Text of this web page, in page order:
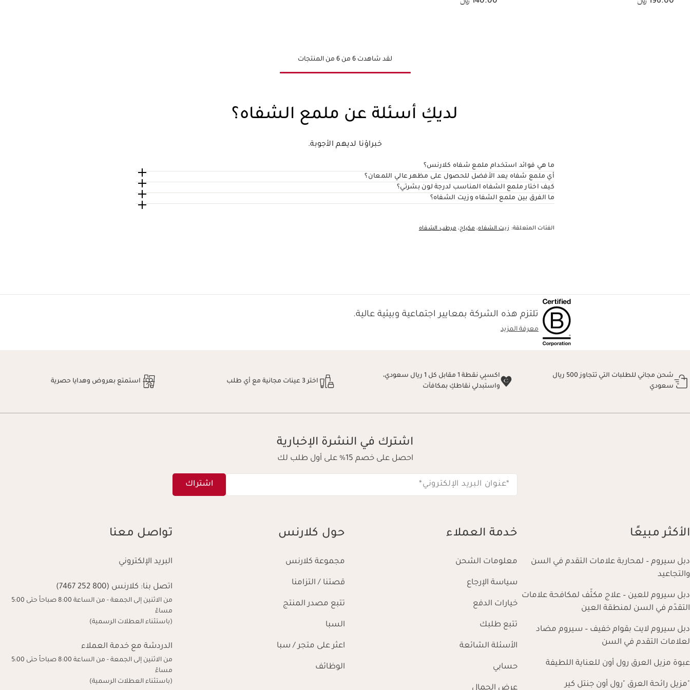
لقد شاهدت 6 من 6 من المنتجات
لديكِ أسئلة عن ملمع الشفاه؟
خبراؤنا لديهم الأجوبة.
ما هي فوائد استخدام ملمع شفاه كلارنس؟
أي ملمع شفاه يعد الأفضل للحصول على مظهر عالي اللمعان؟
كيف اختار ملمع الشفاه المناسب لدرجة لون بشرتي؟
ما الفرق بين ملمع الشفاه وزيت الشفاه؟
الفئات المتعلقة: زيت الشفاه، مكياج، مرطب الشفاه
تلتزم هذه الشركة بمعايير اجتماعية وبيئية عالية.
معرفة المزيد
شحن مجاني للطلبات التي تتجاوز 500 ريال
سعودي
اكسبِي نقطة 1 مقابل كل 1 ريال سعودي،
واستبدلي نقاطكِ بمكافآت
اختر 3 عينات مجانية مع أي طلب استمتع بعروض وهدايا حصرية
اشترك في النشرة الإخبارية
احصل على خصم 15% على أول طلب لك
*عنوان البريد الإلكتروني* اشتراك
الأكثر مبيعًا
دبل سيروم – لمحاربة علامات التقدم في السن
والتجاعيد
دبل سيروم للعين – علاج مكثّف لمكافحة علامات
التقدّم في السن لمنطقة العين
دبل سيروم لايت بقوام خفيف – سيروم مضاد
لعلامات التقدم في السن
عبوة مزيل العرق رول أون للعناية اللطيفة
"مزيل رائحة العرق "رول أون جنتل كير
خدمة العملاء
معلومات الشحن
سياسة الإرجاع
خيارات الدفع
تتبع طلبك
الأسئلة الشائعة
حسابي
عرض الجمال
حول كلارنس
مجموعة كلارنس
قصتنا / التزامنا
تتبع مصدر المنتج
السبا
اعثر على متجر / سبا
الوظائف
تواصل معنا
البريد الإلكتروني
اتصل بنا: كلارنس (800 252 7467)
من الاثنين إلى الجمعة - من الساعة 8:00 صباحاً حتى 5:00
مساءً
(باستثناء العطلات الرسمية)
الدردشة مع خدمة العملاء
من الاثنين إلى الجمعة - من الساعة 8:00 صباحاً حتى 5:00
مساءً
(باستثناء العطلات الرسمية)